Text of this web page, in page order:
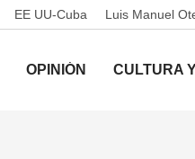
EE UU-Cuba Luis Manuel
OPINIÓN CULTURA